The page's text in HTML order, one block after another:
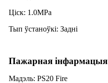
Ціск: 1.0MPa
Тып ўстаноўкі: Задні
Пажарная інфармацыя
Мадэль: PS20 Fire